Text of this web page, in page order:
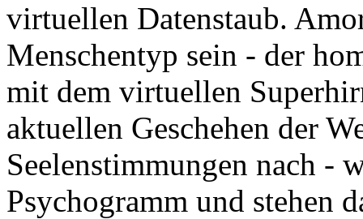
virtuellen Datenstaub.
Menschentyp sein - der
mit dem virtuellen
aktuellen Geschehen der
Seelenstimmungen nach -
Psychogramm und stehen